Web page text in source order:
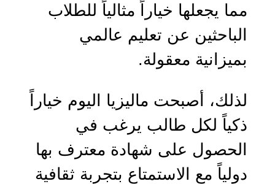
مما يجعلها خياراً مثالياً للطلاب
الباحثين عن تعليم عالمي
بميزانية معقولة.
لذلك، أصبحت ماليزيا اليوم خياراً
ذكياً لكل طالب يرغب في
الحصول على شهادة معترف بها
دولياً مع الاستمتاع بتجربة ثقافية